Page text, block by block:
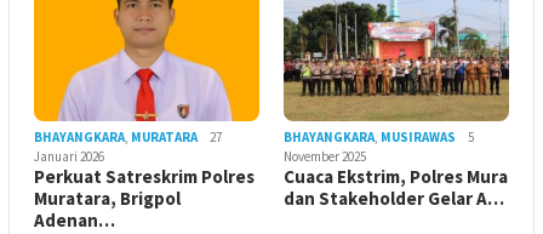
BHAYANGKARA, MURATARA
27
Januari 2026
Perkuat Satreskrim Polres
Muratara, Brigpol
Adenan…
BHAYANGKARA, MUSIRAWAS
5
November 2025
Cuaca Ekstrim, Polres Mura
dan Stakeholder Gelar A…